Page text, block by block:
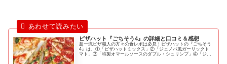
ピザハット『ごちそう4』の詳細と口コミ＆感想
超一流ピザ職人の方々の食レポは必見！ピザハットの『ごちそう
4』は、①「ピザハットミックス」②「ジェノバ風ガーリックト
マト」③「特製オマールソースのダブル・シュリンプ」④「ジュ